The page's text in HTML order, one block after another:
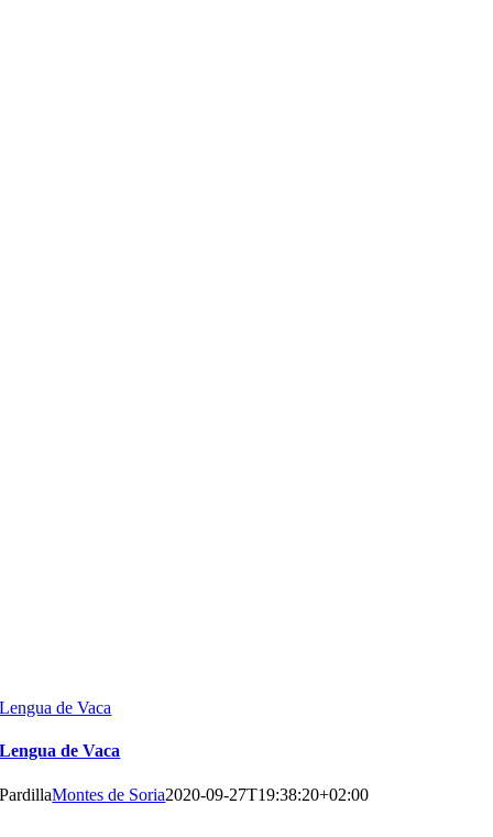
Lengua de Vaca
Lengua de Vaca
PardillaMontes de Soria2020-09-27T19:38:20+02:00